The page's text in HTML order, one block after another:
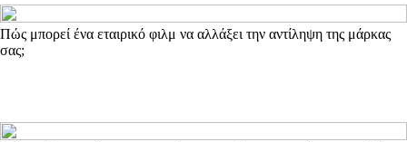
Πώς μπορεί ένα εταιρικό φιλμ να αλλάξει την αντίληψη της μάρκας
σας;